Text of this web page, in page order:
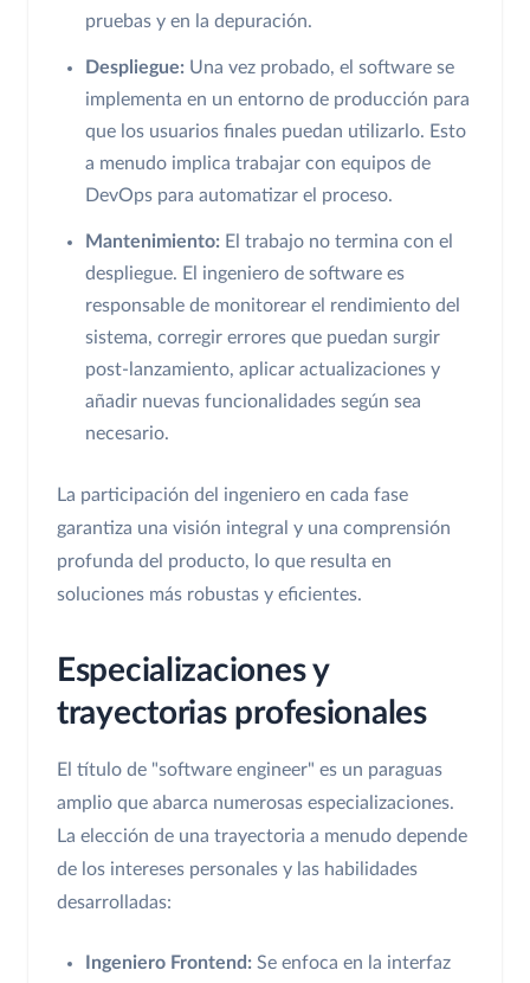
pruebas y en la depuración.
Despliegue: Una vez probado, el software se
implementa en un entorno de producción para
que los usuarios finales puedan utilizarlo. Esto
a menudo implica trabajar con equipos de
DevOps para automatizar el proceso.
Mantenimiento: El trabajo no termina con el
despliegue. El ingeniero de software es
responsable de monitorear el rendimiento del
sistema, corregir errores que puedan surgir
post-lanzamiento, aplicar actualizaciones y
añadir nuevas funcionalidades según sea
necesario.
La participación del ingeniero en cada fase
garantiza una visión integral y una comprensión
profunda del producto, lo que resulta en
soluciones más robustas y eficientes.
Especializaciones y
trayectorias profesionales
El título de "software engineer" es un paraguas
amplio que abarca numerosas especializaciones.
La elección de una trayectoria a menudo depende
de los intereses personales y las habilidades
desarrolladas:
Ingeniero Frontend: Se enfoca en la interfaz